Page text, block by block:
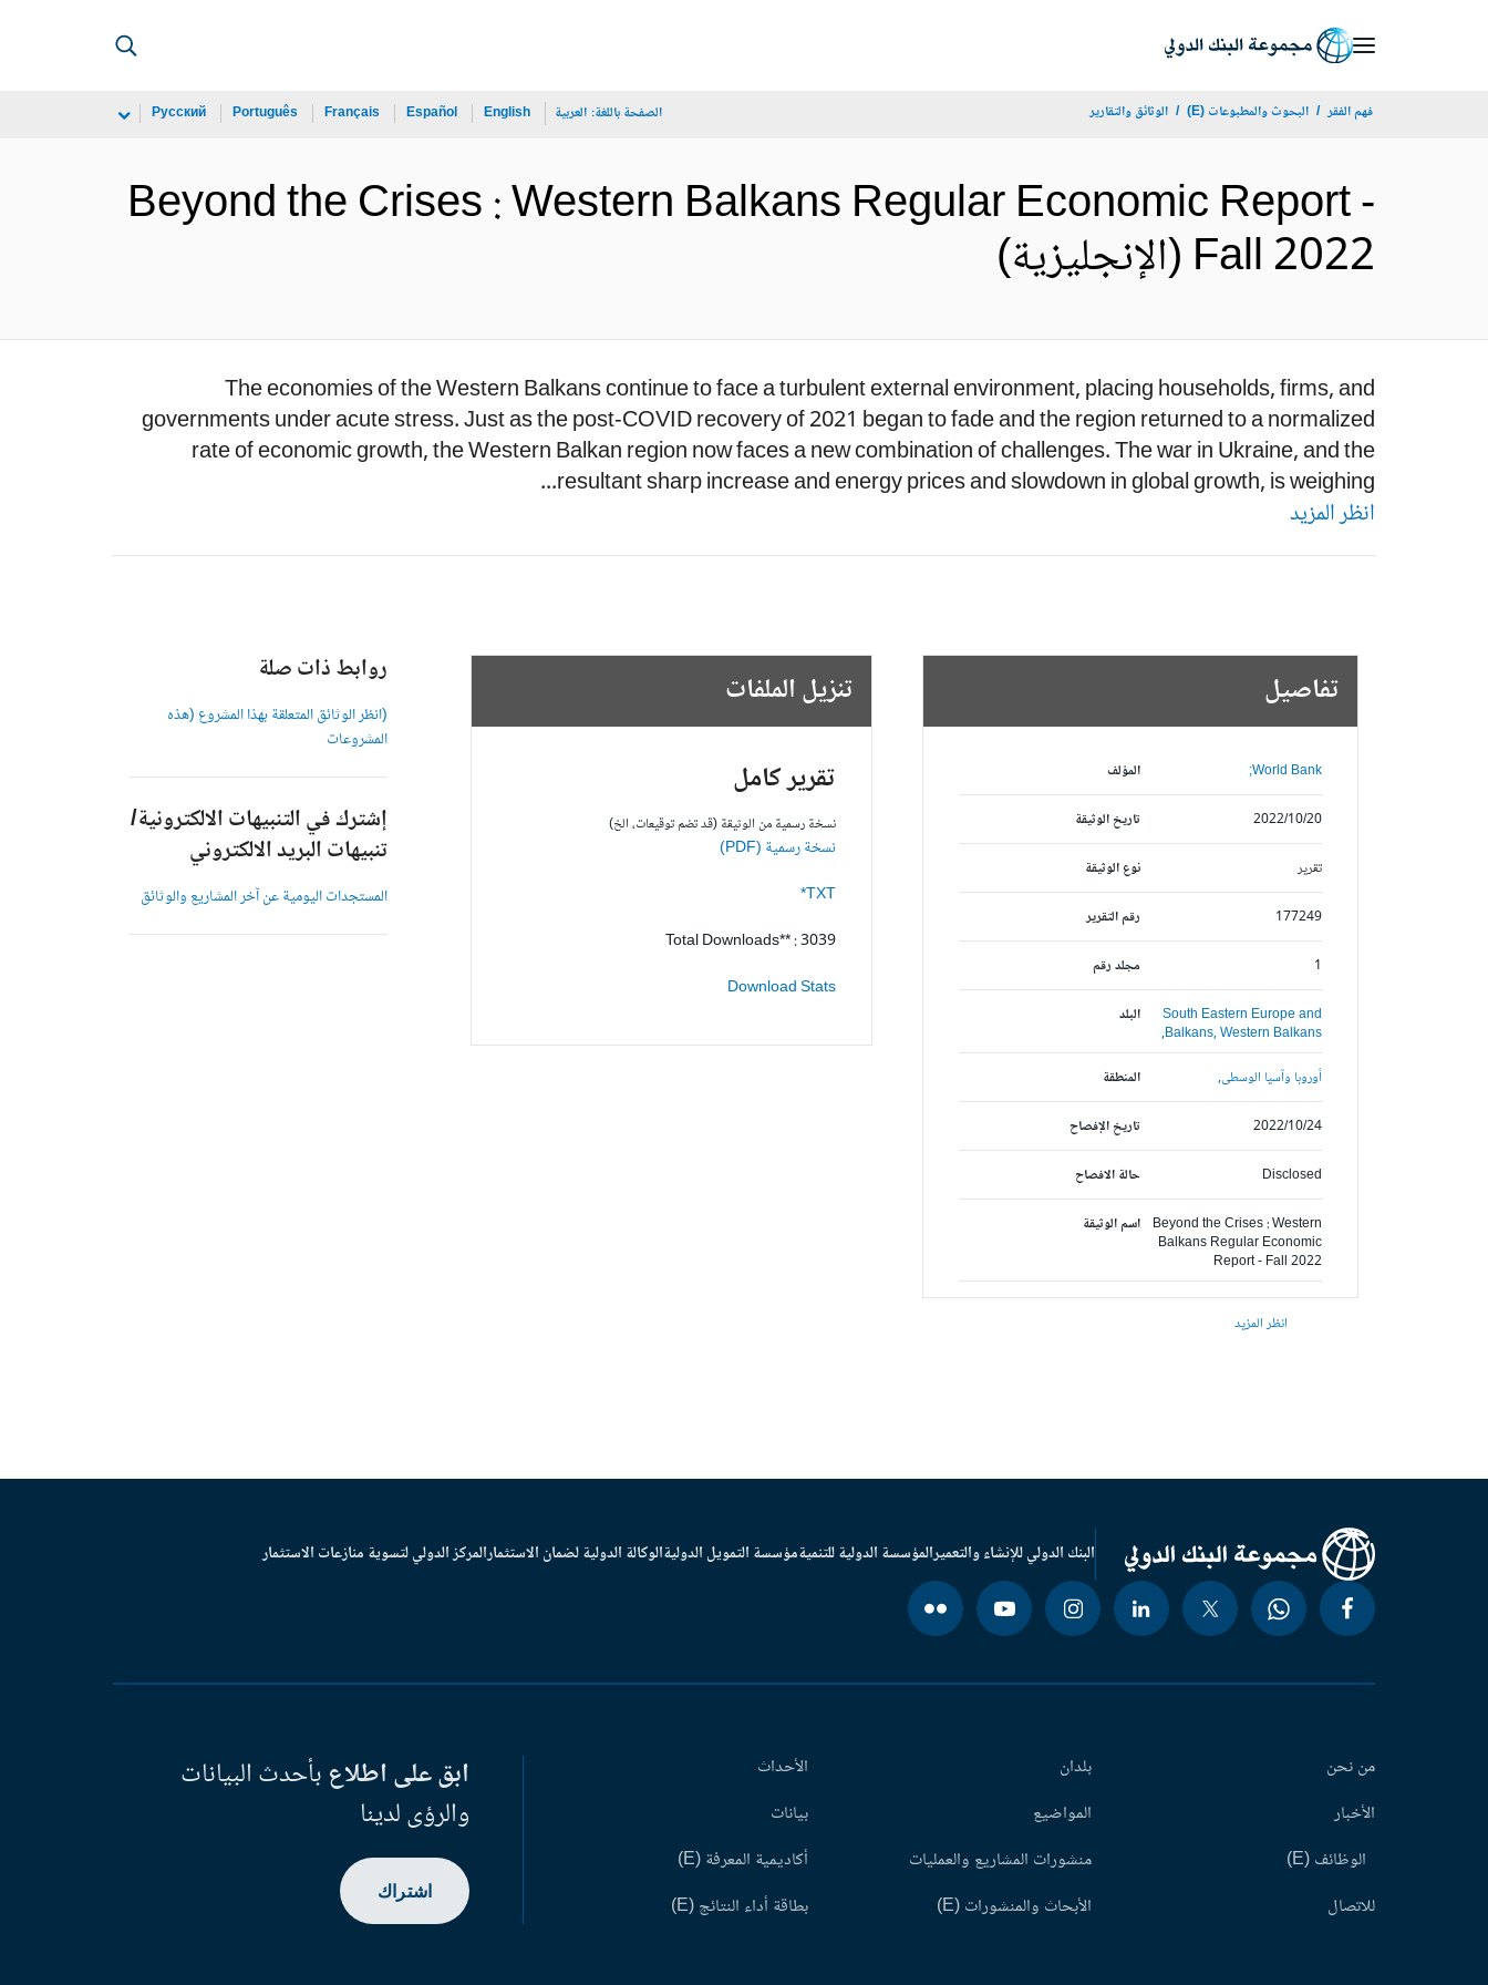
فهم الفقر البحوث والمطبوعات (E) الوثائق والتقارير الصفحة باللغة: العربية English
Español
Français
Português
Русский
Beyond the Crises : Western Balkans Regular Economic Report -
Fall 2022 (الإنجليزية)
The economies of the Western Balkans continue to face a turbulent external environment, placing households, firms, and
governments under acute stress. Just as the post-COVID recovery of 2021 began to fade and the region returned to a normalized
rate of economic growth, the Western Balkan region now faces a new combination of challenges. The war in Ukraine, and the
resultant sharp increase and energy prices and slowdown in global growth, is weighing...
انظر المزيد
تفاصيل
المؤلف World Bank;
تاريخ الوثيقة 2022/10/20
نوع الوثيقة تقرير
رقم التقرير 177249
مجلد رقم 1
البلد
South Eastern Europe and
Balkans,Western Balkans,
المنطقة
أوروبا وآسيا الوسطى,
تاريخ الإفصاح 2022/10/24
حالة الافصاح Disclosed
اسم الوثيقة Beyond the Crises : Western
Balkans Regular Economic
Report - Fall 2022
انظر المزيد
تنزيل الملفات
تقرير كامل
نسخة رسمية من الوثيقة (قد تضم توقيعات، الخ)
نسخة رسمية (PDF)
TXT*
Total Downloads** : 3039
Download Stats
روابط ذات صلة
(انظر الوثائق المتعلقة بهذا المشروع (هذه
المشروعات
إشترك في التنبيهات الالكترونية/
تنبيهات البريد الالكتروني
المستجدات اليومية عن آخر المشاريع والوثائق
البنك الدولي للإنشاء والتعميرالمؤسسة الدولية للتنميةمؤسسة التمويل الدوليةالوكالة الدولية لضمان الاستثمارالمركز الدولي لتسوية منازعات الاستثمار
من نحن
الأخبار
الوظائف (E)
للاتصال
بلدان
المواضيع
منشورات المشاريع والعمليات
الأبحاث والمنشورات (E)
الأحداث
بيانات
أكاديمية المعرفة (E)
بطاقة أداء النتائج (E)
ابق على اطلاعبأحدث البيانات
والرؤى لدينا
اشتراك